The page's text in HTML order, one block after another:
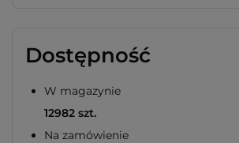
Dostępność
W magazynie
12982 szt.
Na zamówienie